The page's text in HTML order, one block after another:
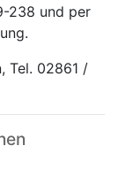
238 und per
Tel. 02861 /